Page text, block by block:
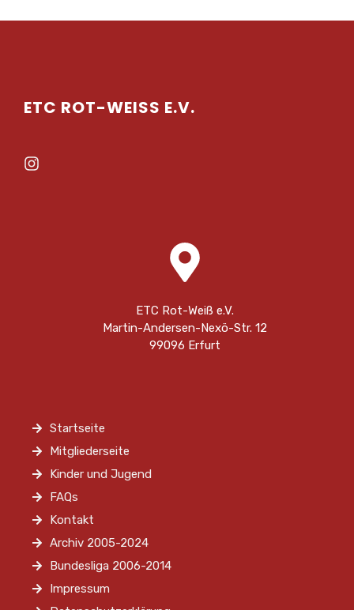
ETC ROT-WEISS E.V.
ETC Rot-Weiß e.V.
Martin-Andersen-Nexö-Str. 12
99096 Erfurt
Startseite
Mitgliederseite
Kinder und Jugend
FAQs
Kontakt
Archiv 2005-2024
Bundesliga 2006-2014
Impressum